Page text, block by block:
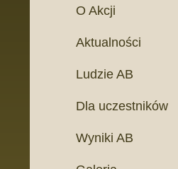
O Akcji
Aktualności
Ludzie AB
Dla uczestników
Wyniki AB